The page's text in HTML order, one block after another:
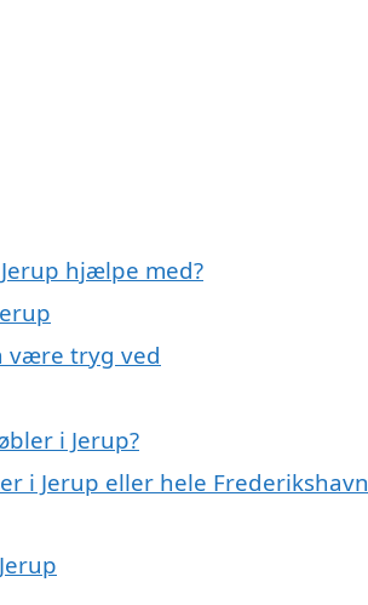
hjælpe med?
være tryg ved
i Jerup?
i Jerup eller hele Frederikshavn